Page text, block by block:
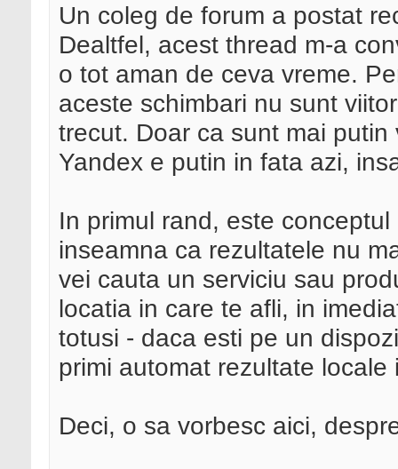
Un coleg de forum a postat
Dealtfel, acest thread m-a
o tot aman de ceva vreme.
aceste schimbari nu sunt
trecut. Doar ca sunt mai
Yandex e putin in fata azi,
In primul rand, este
inseamna ca rezultatele nu
vei cauta un serviciu sau
locatia in care te afli, in
totusi - daca esti pe un
primi automat rezultate
Deci, o sa vorbesc aici,